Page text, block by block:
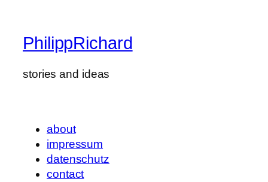
PhilippRichard
stories and ideas
about
impressum
datenschutz
contact